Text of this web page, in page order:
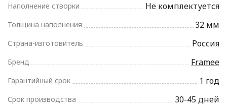
Наполнение створки Не комплектуется
Толщина наполнения 32 мм
Страна-изготовитель Россия
Бренд Framee
Гарантийный срок 1 год
Срок производства 30-45 дней